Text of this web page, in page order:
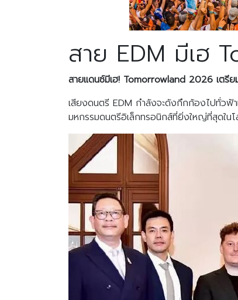
สาย EDM มีเฮ
สายแดนซ์มีเฮ! Tomorrowland 2026 เตรีย
เสียงดนตรี EDM กำลังจะดังกึกก้องไปทั่วฟ้
มหกรรมดนตรีอิเล็กทรอนิกส์ที่ยิ่งใหญ่ที่สุดในโ